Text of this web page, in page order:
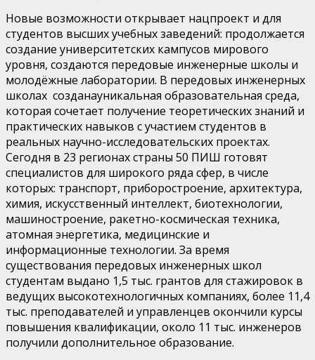
Новые возможности открывает нацпроект и для
студентов высших учебных заведений: продолжается
создание университетских кампусов мирового
уровня, создаются передовые инженерные школы и
молодёжные лаборатории. В передовых инженерных
школах созданауникальная образовательная среда,
которая сочетает получение теоретических знаний и
практических навыков с участием студентов в
реальных научно-исследовательских проектах.
Сегодня в 23 регионах страны 50 ПИШ готовят
специалистов для широкого ряда сфер, в числе
которых: транспорт, приборостроение, архитектура,
химия, искусственный интеллект, биотехнологии,
машиностроение, ракетно-космическая техника,
атомная энергетика, медицинские и
информационные технологии. За время
существования передовых инженерных школ
студентам выдано 1,5 тыс. грантов для стажировок в
ведущих высокотехнологичных компаниях, более 11,4
тыс. преподавателей и управленцев окончили курсы
повышения квалификации, около 11 тыс. инженеров
получили дополнительное образование.